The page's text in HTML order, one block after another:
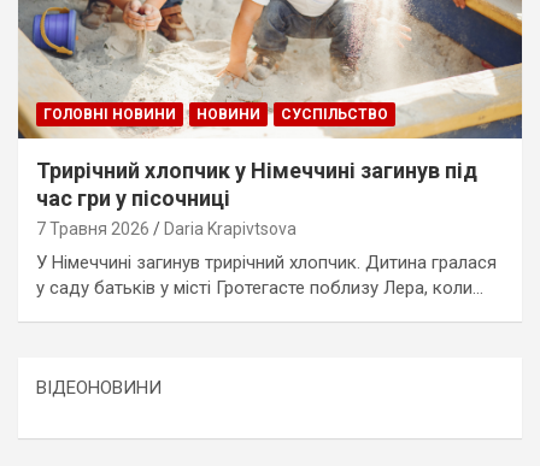
ГОЛОВНІ НОВИНИ НОВИНИ СУСПІЛЬСТВО
Трирічний хлопчик у Німеччині загинув під
час гри у пісочниці
7 Травня 2026 Daria Krapivtsova
У Німеччині загинув трирічний хлопчик. Дитина гралася
у саду батьків у місті Гротегасте поблизу Лера, коли…
ВІДЕОНОВИНИ